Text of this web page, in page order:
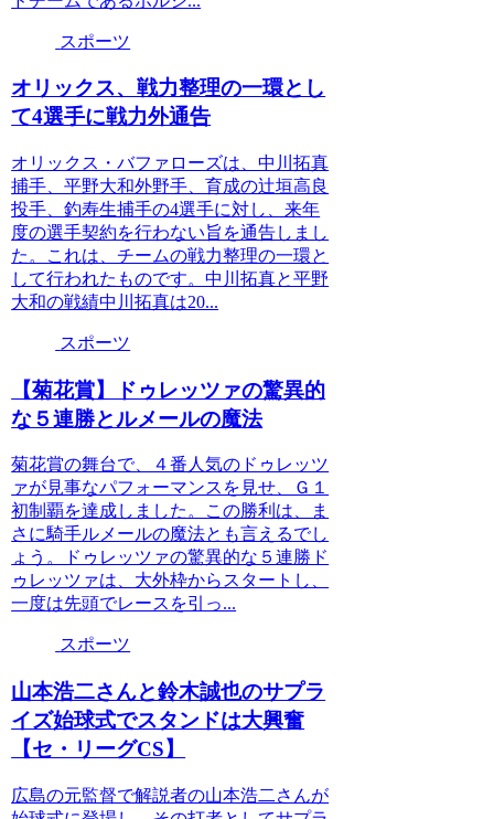
スポーツ
オリックス、戦力整理の一環とし
て4選手に戦力外通告
オリックス・バファローズは、中川拓真
捕手、平野大和外野手、育成の辻垣高良
投手、釣寿生捕手の4選手に対し、来年
度の選手契約を行わない旨を通告しまし
た。これは、チームの戦力整理の一環と
して行われたものです。中川拓真と平野
大和の戦績中川拓真は20...
スポーツ
【菊花賞】ドゥレッツァの驚異的
な５連勝とルメールの魔法
菊花賞の舞台で、４番人気のドゥレッツ
ァが見事なパフォーマンスを見せ、Ｇ１
初制覇を達成しました。この勝利は、ま
さに騎手ルメールの魔法とも言えるでし
ょう。ドゥレッツァの驚異的な５連勝ド
ゥレッツァは、大外枠からスタートし、
一度は先頭でレースを引っ...
スポーツ
山本浩二さんと鈴木誠也のサプラ
イズ始球式でスタンドは大興奮
【セ・リーグCS】
広島の元監督で解説者の山本浩二さんが